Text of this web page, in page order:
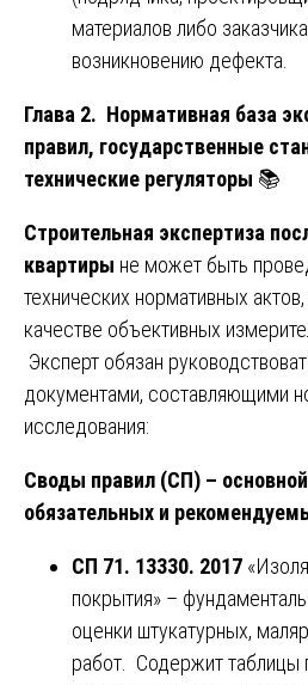
материалов либо
возникновению дефекта.
Глава 2. Нормативная база
правил, государственные
технические регуляторы 📚
Строительная экспертиза
квартиры не может быть
технических нормативных
качестве объективных
Эксперт обязан
документами, составляющими
исследования:
Своды правил (СП) –
обязательных и
СП 71. 13330. 2017
покрытия» –
оценки штукатурных,
работ. Содержит таблицы